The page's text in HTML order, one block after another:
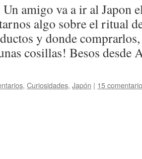
amigo va a ir al Japon
algo sobre el ritual
y donde
cosillas! Besos
, Curiosidades, Japón | 15